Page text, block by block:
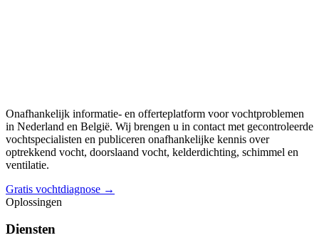
Onafhankelijk informatie- en offerteplatform voor vochtproblemen
in Nederland en België. Wij brengen u in contact met gecontroleerde
vochtspecialisten en publiceren onafhankelijke kennis over
optrekkend vocht, doorslaand vocht, kelderdichting, schimmel en
ventilatie.
Gratis vochtdiagnose →
Oplossingen
Diensten